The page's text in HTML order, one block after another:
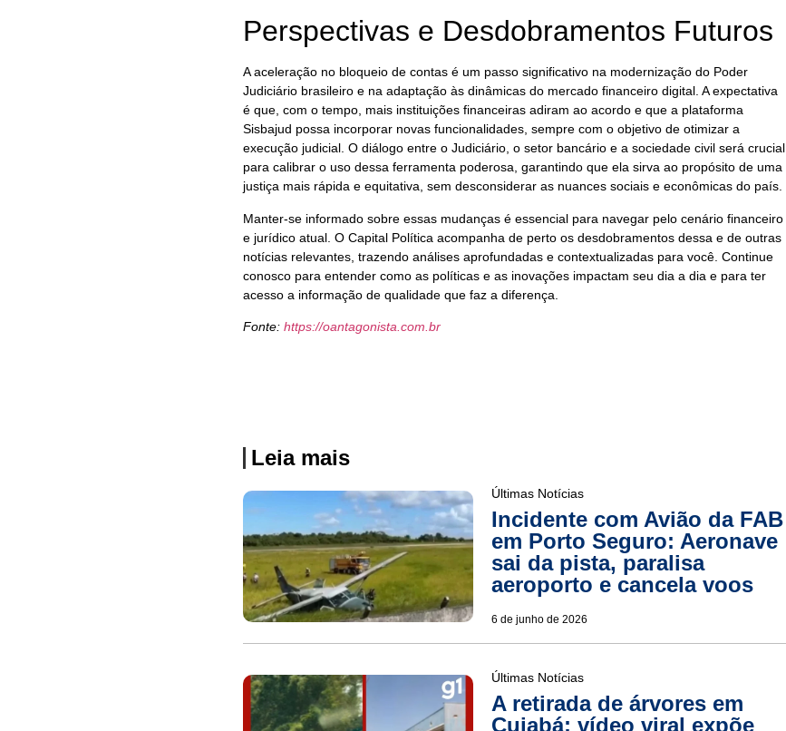
Perspectivas e Desdobramentos Futuros
A aceleração no bloqueio de contas é um passo significativo na modernização do Poder
Judiciário brasileiro e na adaptação às dinâmicas do mercado financeiro digital. A expectativa
é que, com o tempo, mais instituições financeiras adiram ao acordo e que a plataforma
Sisbajud possa incorporar novas funcionalidades, sempre com o objetivo de otimizar a
execução judicial. O diálogo entre o Judiciário, o setor bancário e a sociedade civil será crucial
para calibrar o uso dessa ferramenta poderosa, garantindo que ela sirva ao propósito de uma
justiça mais rápida e equitativa, sem desconsiderar as nuances sociais e econômicas do país.
Manter-se informado sobre essas mudanças é essencial para navegar pelo cenário financeiro
e jurídico atual. O Capital Política acompanha de perto os desdobramentos dessa e de outras
notícias relevantes, trazendo análises aprofundadas e contextualizadas para você. Continue
conosco para entender como as políticas e as inovações impactam seu dia a dia e para ter
acesso a informação de qualidade que faz a diferença.
Fonte: https://oantagonista.com.br
Leia mais
Últimas Notícias
Incidente com Avião da FAB
em Porto Seguro: Aeronave
sai da pista, paralisa
aeroporto e cancela voos
6 de junho de 2026
Últimas Notícias
A retirada de árvores em
Cuiabá: vídeo viral expõe